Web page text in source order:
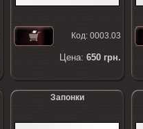
Код: 0003.03
Цена: 650 грн.
Запонки